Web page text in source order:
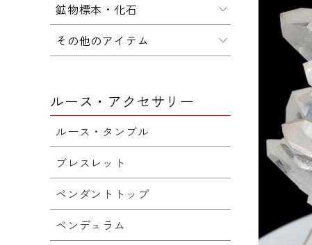
鉱物標本・化石
その他のアイテム
ルース・アクセサリー
ルース・タンブル
ブレスレット
ペンダントトップ
ペンデュラム